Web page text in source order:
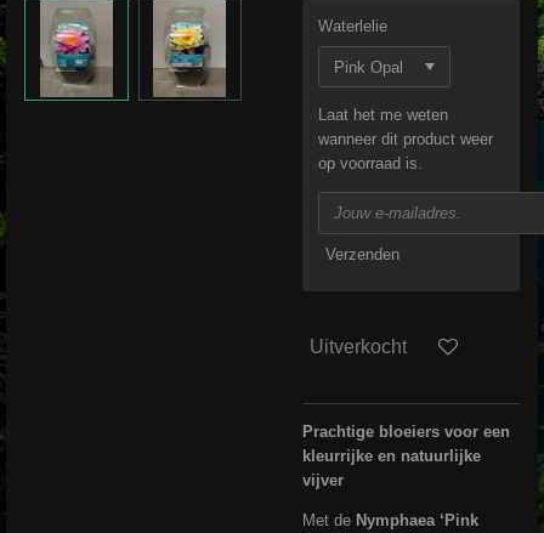
Waterlelie
Laat het me weten
wanneer dit product weer
op voorraad is.
Verzenden
Uitverkocht
Prachtige bloeiers voor een
kleurrijke en natuurlijke
vijver
Met de Nymphaea ‘Pink